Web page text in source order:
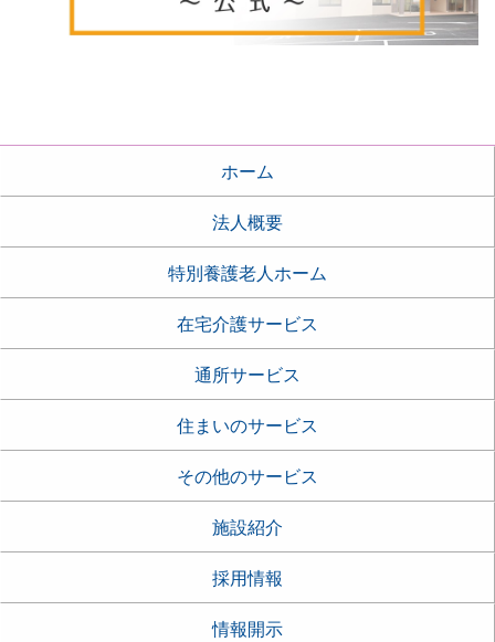
ホーム
法人概要
特別養護老人ホーム
在宅介護サービス
通所サービス
住まいのサービス
その他のサービス
施設紹介
採用情報
情報開示